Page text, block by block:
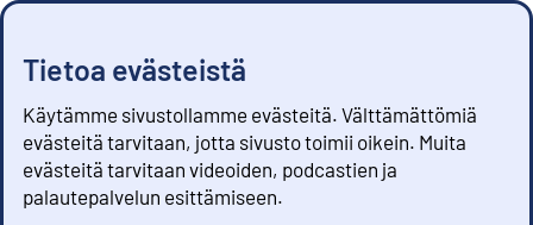
Tietoa evästeistä
Käytämme sivustollamme evästeitä. Välttämättömiä
evästeitä tarvitaan, jotta sivusto toimii oikein. Muita
evästeitä tarvitaan videoiden, podcastien ja
palautepalvelun esittämiseen.